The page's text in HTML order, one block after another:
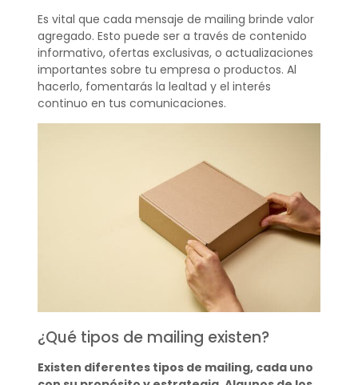
Es vital que cada mensaje de mailing brinde valor
agregado. Esto puede ser a través de contenido
informativo, ofertas exclusivas, o actualizaciones
importantes sobre tu empresa o productos. Al
hacerlo, fomentarás la lealtad y el interés
continuo en tus comunicaciones.
¿Qué tipos de mailing existen?
Existen diferentes tipos de mailing, cada uno